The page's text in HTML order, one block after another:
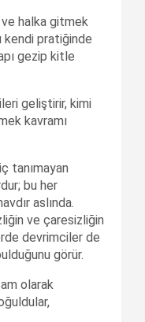
halka gitmek
kendi pratiğinde
gezip kitle
geliştirir, kimi
kavramı
tanımayan
bu her
aslında.
ve çaresizliğin
devrimciler de
görür.
olarak